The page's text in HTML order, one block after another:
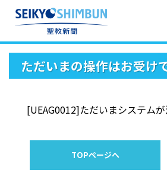
ただいまの操作はお受け
[UEAG0012]ただいまシステム
TOPページへ